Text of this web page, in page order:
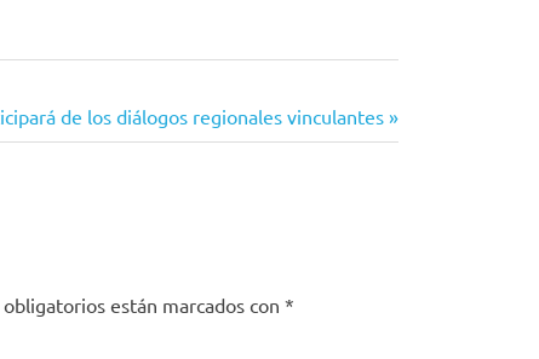
de los diálogos regionales vinculantes
obligatorios están marcados con *